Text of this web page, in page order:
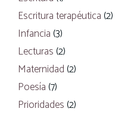
Escritura terapéutica (2)
Infancia (3)
Lecturas (2)
Maternidad (2)
Poesía (7)
Prioridades (2)